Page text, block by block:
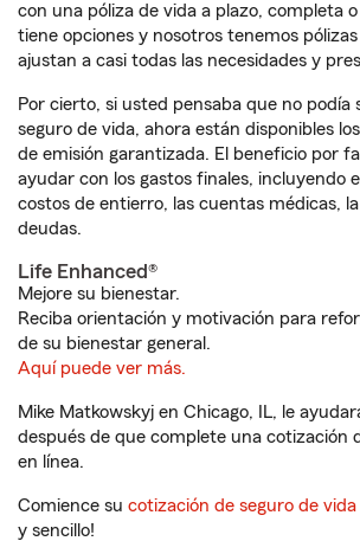
con una póliza de vida a plazo, completa
tiene opciones y nosotros tenemos
ajustan a casi todas las necesidades y
Por cierto, si usted pensaba que no podía
seguro de vida, ahora están disponibles
de emisión garantizada. El beneficio por
ayudar con los gastos finales, incluyendo
costos de entierro, las cuentas médicas,
deudas.
Life Enhanced®
Mejore su bienestar.
Reciba orientación y motivación para
de su bienestar general.
Aquí puede ver más.
Mike Matkowskyj en Chicago, IL, le
después de que complete una cotización
en línea.
Comience su cotización de seguro de vida
y sencillo!